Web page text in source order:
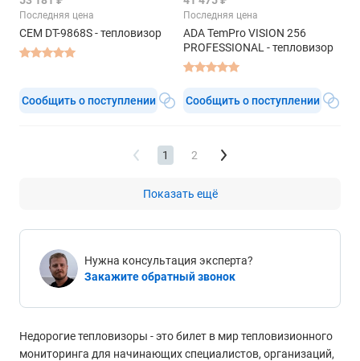
Последняя цена
CEM DT-9868S - тепловизор
Сообщить о поступлении
Последняя цена
ADA TemPro VISION 256
PROFESSIONAL - тепловизор
Сообщить о поступлении
1 2
Показать ещё
Нужна консультация эксперта?
Закажите обратный звонок
Недорогие тепловизоры - это билет в мир тепловизионного
мониторинга для начинающих специалистов, организаций,